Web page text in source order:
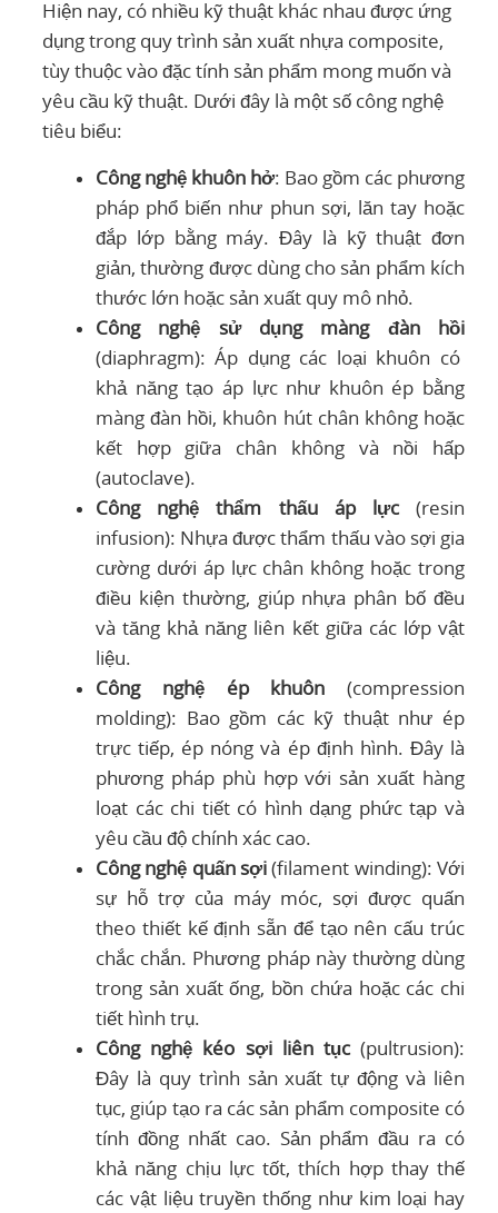
Hiện nay, có nhiều kỹ thuật khác nhau được ứng
dụng trong quy trình sản xuất nhựa composite,
tùy thuộc vào đặc tính sản phẩm mong muốn và
yêu cầu kỹ thuật. Dưới đây là một số công nghệ
tiêu biểu:
Công nghệ khuôn hở: Bao gồm các phương
pháp phổ biến như phun sợi, lăn tay hoặc
đắp lớp bằng máy. Đây là kỹ thuật đơn
giản, thường được dùng cho sản phẩm kích
thước lớn hoặc sản xuất quy mô nhỏ.
Công nghệ sử dụng màng đàn hồi
(diaphragm): Áp dụng các loại khuôn có
khả năng tạo áp lực như khuôn ép bằng
màng đàn hồi, khuôn hút chân không hoặc
kết hợp giữa chân không và nồi hấp
(autoclave).
Công nghệ thẩm thấu áp lực(resin
infusion): Nhựa được thẩm thấu vào sợi gia
cường dưới áp lực chân không hoặc trong
điều kiện thường, giúp nhựa phân bố đều
và tăng khả năng liên kết giữa các lớp vật
liệu.
Công nghệ ép khuôn (compression
molding): Bao gồm các kỹ thuật như ép
trực tiếp, ép nóng và ép định hình. Đây là
phương pháp phù hợp với sản xuất hàng
loạt các chi tiết có hình dạng phức tạp và
yêu cầu độ chính xác cao.
Công nghệ quấn sợi(filament winding): Với
sự hỗ trợ của máy móc, sợi được quấn
theo thiết kế định sẵn để tạo nên cấu trúc
chắc chắn. Phương pháp này thường dùng
trong sản xuất ống, bồn chứa hoặc các chi
tiết hình trụ.
Công nghệ kéo sợi liên tục(pultrusion):
Đây là quy trình sản xuất tự động và liên
tục, giúp tạo ra các sản phẩm composite có
tính đồng nhất cao. Sản phẩm đầu ra có
khả năng chịu lực tốt, thích hợp thay thế
các vật liệu truyền thống như kim loại hay